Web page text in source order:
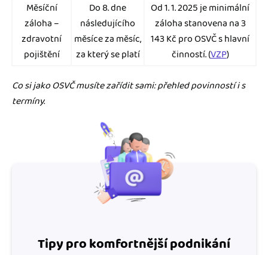
Měsíční
záloha –
zdravotní
pojištění
Do 8. dne
následujícího
měsíce za měsíc,
za který se platí
Od 1. 1. 2025 je minimální
záloha stanovena na 3
143 Kč pro OSVČ s hlavní
činností. (VZP)
Co si jako OSVČ musíte zařídit sami: přehled povinností i s
termíny.
Tipy pro komfortnější podnikání